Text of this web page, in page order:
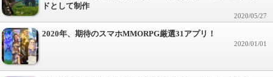
ドとして制作
2020/05/27
2020年、期待のスマホMMORPG厳選31アプリ！
2020/01/01